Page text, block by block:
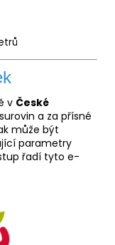
v České
a za přísné
může být
parametry
řadí tyto e-